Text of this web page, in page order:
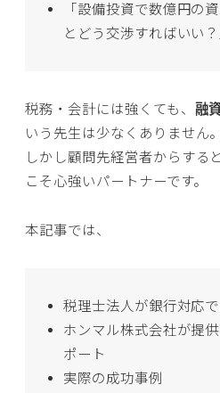
「設備投資で数億円の
とどう交渉すればいい？
税務・会計には強くても、 融
いう先生は少なくありません。
しかし顧問先経営者からする
こそ心強いパートナーです。
本記事では、
税理士法人が銀行対応
ホンマル株式会社が提
ポート
実際の成功事例